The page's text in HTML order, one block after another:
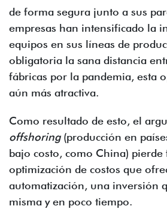
de forma segura junto a sus
empresas han intensificado la
equipos en sus líneas de
obligatoria la sana distancia
fábricas por la pandemia, esta
aún más atractiva.
Como resultado de esto, el
offshoring(producción en
bajo costo, como China) pierde
optimización de costos que
automatización, una inversión
misma y en poco tiempo.